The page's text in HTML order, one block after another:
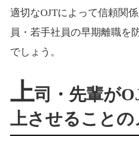
適切なOJTによって信頼関
員・若手社員の早期離職を
でしょう。
上司・先輩が
上させることの